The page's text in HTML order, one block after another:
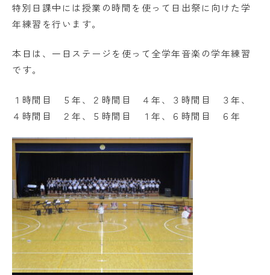
在校生・保護者の皆さま
学校法人日出学園
日出学園幼稚園
日出学園小学校
日出学園中学校・高等学校
日出学園同窓会 ひので会 瑞穂会
特別日課中には授業の時間を使って日出祭に向けた学
年練習を行います。
本日は、一日ステージを使って全学年音楽の学年練習
です。
１時間目 ５年、２時間目 ４年、３時間目 ３年、
４時間目 ２年、５時間目 １年、６時間目 ６年